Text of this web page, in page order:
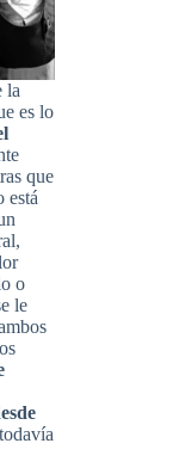
la
es lo
que
está
o
le